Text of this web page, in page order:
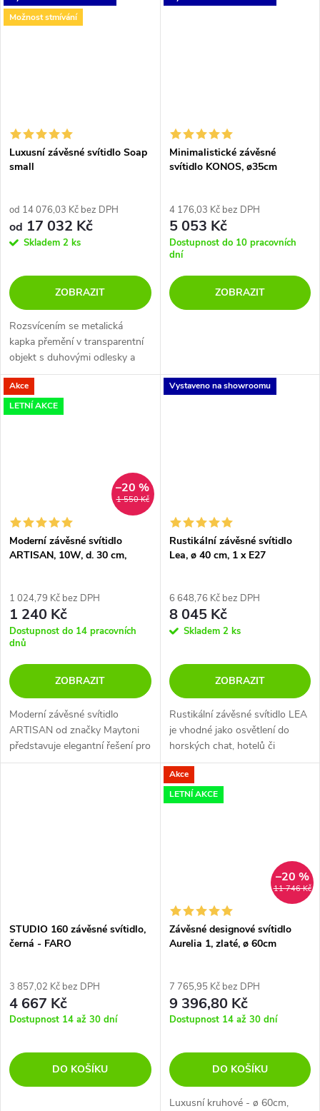
připomínají drahokamy...
Možnost stmívání
Luxusní závěsné svítidlo Soap
small
od 14 076,03 Kč bez DPH
od 17 032 Kč
Skladem 2 ks
ZOBRAZIT
Rozsvícením se metalická
kapka přemění v transparentní
objekt s duhovými odlesky a
přizná tak svůj křišťálový
charakter. Celá kolekce je
vyrobena technikou ručního
Minimalistické závěsné
svítidlo KONOS, ø35cm
4 176,03 Kč bez DPH
5 053 Kč
Dostupnost do 10 pracovních
dní
ZOBRAZIT
Akce
LETNÍ AKCE
1 550 Kč
–20 %
Moderní závěsné svítidlo
ARTISAN, 10W, d. 30 cm,
1 024,79 Kč bez DPH
1 240 Kč
Dostupnost do 14 pracovních
dnů
ZOBRAZIT
Moderní závěsné svítidlo
ARTISAN od značky Maytoni
představuje elegantní řešení pro
osvětlení nad jídelní stůl či
Vystaveno na showroomu
Rustikální závěsné svítidlo
Lea, ø 40 cm, 1 x E27
6 648,76 Kč bez DPH
8 045 Kč
Skladem 2 ks
ZOBRAZIT
Rustikální závěsné svítidlo LEA
je vhodné jako osvětlení do
horských chat, hotelů či
restaurací. Stínidlo z bílé
keramiky o průměru 40cm, je
zdobeno květinovým vzorem.
STUDIO 160 závěsné svítidlo,
černá - FARO
3 857,02 Kč bez DPH
4 667 Kč
Dostupnost 14 až 30 dní
DO KOŠÍKU
Akce
LETNÍ AKCE
11 746 Kč
–20 %
Závěsné designové svítidlo
Aurelia 1, zlaté, ø 60cm
7 765,95 Kč bez DPH
9 396,80 Kč
Dostupnost 14 až 30 dní
DO KOŠÍKU
Luxusní kruhové - ø 60cm,